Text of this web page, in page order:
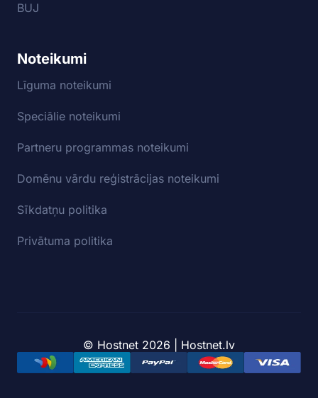
BUJ
Noteikumi
Līguma noteikumi
Speciālie noteikumi
Partneru programmas noteikumi
Domēnu vārdu reģistrācijas noteikumi
Sīkdatņu politika
Privātuma politika
© Hostnet 2026 | Hostnet.lv